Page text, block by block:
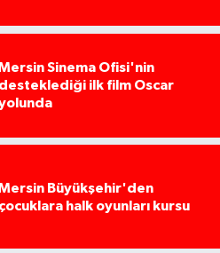
Sinema Ofisi'nin
desteklediği ilk film Oscar
Büyükşehir'den
çocuklara halk oyunları kursu